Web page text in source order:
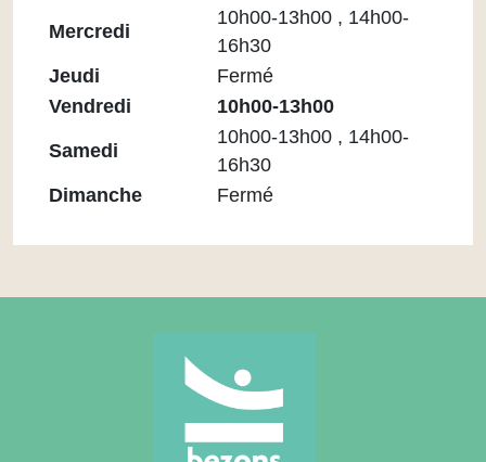
Mercredi
10h00-13h00 , 14h00-
16h30
Jeudi
Fermé
Vendredi
10h00-13h00
Samedi
10h00-13h00 , 14h00-
16h30
Dimanche
Fermé